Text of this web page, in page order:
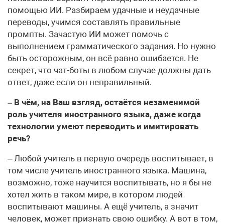
помощью ИИ. Разбираем удачные и неудачные
переводы, учимся составлять правильные
промпты. Зачастую ИИ может помочь с
выполнением грамматического задания. Но нужно
быть осторожным, он всё равно ошибается. Не
секрет, что чат-боты в любом случае должны дать
ответ, даже если он неправильный.
– В чём, на Ваш взгляд, остаётся незаменимой
роль учителя иностранного языка, даже когда
технологии умеют переводить и имитировать
речь?
– Любой учитель в первую очередь воспитывает, в
том числе учитель иностранного языка. Машина,
возможно, тоже научится воспитывать, но я бы не
хотел жить в таком мире, в котором людей
воспитывают машины. А ещё учитель, а значит
человек, может признать свою ошибку. А вот в том,